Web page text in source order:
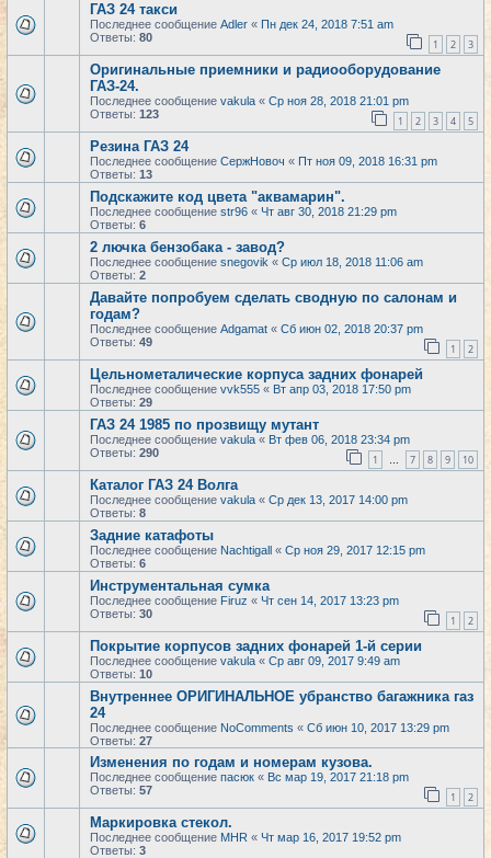
ГАЗ 24 такси
Последнее сообщение Adler « Пн дек 24, 2018 7:51 am
Ответы: 80 1 2 3
Оригинальные приемники и радиооборудование
ГАЗ-24.
Последнее сообщение vakula « Ср ноя 28, 2018 21:01 pm
Ответы: 123 1 2 3 4 5
Резина ГАЗ 24
Последнее сообщение СержНовоч « Пт ноя 09, 2018 16:31 pm
Ответы: 13
Подскажите код цвета "аквамарин".
Последнее сообщение str96 « Чт авг 30, 2018 21:29 pm
Ответы: 6
2 лючка бензобака - завод?
Последнее сообщение snegovik « Ср июл 18, 2018 11:06 am
Ответы: 2
Давайте попробуем сделать сводную по салонам и
годам?
Последнее сообщение Adgamat « Сб июн 02, 2018 20:37 pm
Ответы: 49 1 2
Цельнометалические корпуса задних фонарей
Последнее сообщение vvk555 « Вт апр 03, 2018 17:50 pm
Ответы: 29
ГАЗ 24 1985 по прозвищу мутант
Последнее сообщение vakula « Вт фев 06, 2018 23:34 pm
Ответы: 290 1 … 7 8 9 10
Каталог ГАЗ 24 Волга
Последнее сообщение vakula « Ср дек 13, 2017 14:00 pm
Ответы: 8
Задние катафоты
Последнее сообщение Nachtigall « Ср ноя 29, 2017 12:15 pm
Ответы: 6
Инструментальная сумка
Последнее сообщение Firuz « Чт сен 14, 2017 13:23 pm
Ответы: 30 1 2
Покрытие корпусов задних фонарей 1-й серии
Последнее сообщение vakula « Ср авг 09, 2017 9:49 am
Ответы: 10
Внутреннее ОРИГИНАЛЬНОЕ убранство багажника газ
24
Последнее сообщение NoComments « Сб июн 10, 2017 13:29 pm
Ответы: 27
Изменения по годам и номерам кузова.
Последнее сообщение пасюк « Вс мар 19, 2017 21:18 pm
Ответы: 57 1 2
Маркировка стекол.
Последнее сообщение MHR « Чт мар 16, 2017 19:52 pm
Ответы: 3